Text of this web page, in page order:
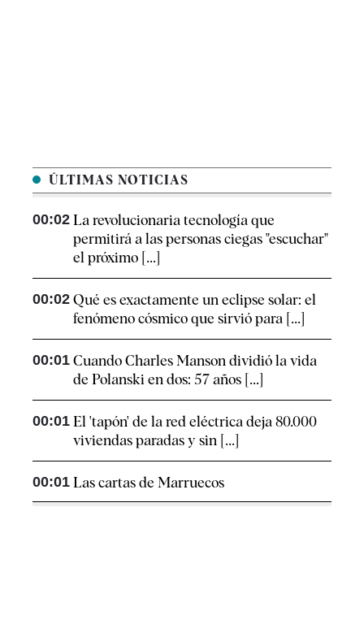
ÚLTIMAS NOTICIAS
00:02 La revolucionaria tecnología que
permitirá a las personas ciegas "escuchar"
el próximo [...]
00:02 Qué es exactamente un eclipse solar: el
fenómeno cósmico que sirvió para [...]
00:01 Cuando Charles Manson dividió la vida
de Polanski en dos: 57 años [...]
00:01 El 'tapón' de la red eléctrica deja 80.000
viviendas paradas y sin [...]
00:01 Las cartas de Marruecos